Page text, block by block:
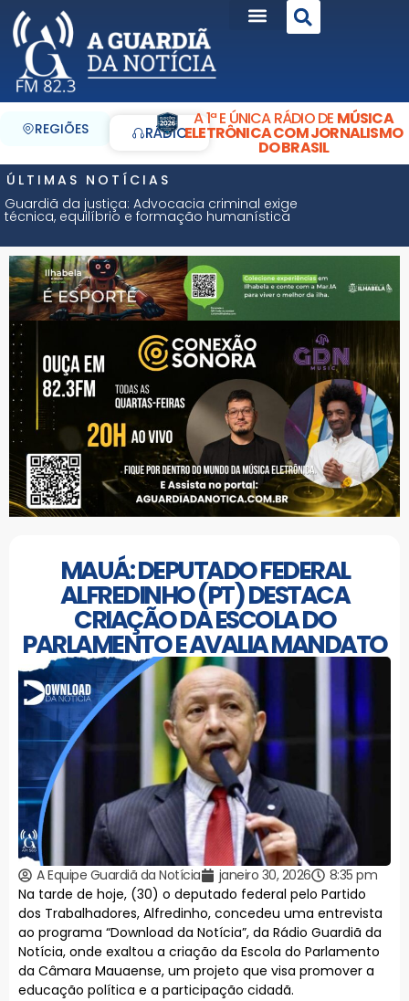
REGIÕES RÁDIO
A 1ª E ÚNICA RÁDIO DE MÚSICA
ELETRÔNICA COM JORNALISMO
DO BRASIL
ÚLTIMAS NOTÍCIAS
Guardiã da justiça: Advocacia criminal exige
técnica, equilíbrio e formação humanística
MAUÁ: DEPUTADO FEDERAL
ALFREDINHO (PT) DESTACA
CRIAÇÃO DA ESCOLA DO
PARLAMENTO E AVALIA MANDATO
A Equipe Guardiã da Notícia janeiro 30, 2026
8:35 pm
Na tarde de hoje, (30) o deputado federal pelo Partido
dos Trabalhadores, Alfredinho, concedeu uma entrevista
ao programa “Download da Notícia”, da Rádio Guardiã da
Notícia, onde exaltou a criação da Escola do Parlamento
da Câmara Mauaense, um projeto que visa promover a
educação política e a participação cidadã.